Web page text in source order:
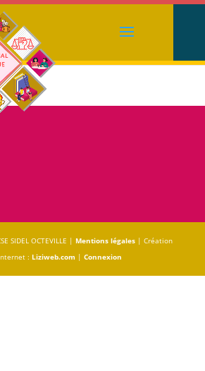
SIDEL OCTEVILLE |Mentions légales | Création
: Liziweb.com | Connexion